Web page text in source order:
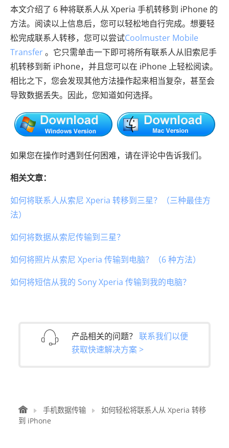
本文介绍了 6 种将联系人从 Xperia 手机转移到 iPhone 的
方法。阅读以上信息后，您可以轻松地自行完成。想要轻
松完成联系人转移，您可以尝试Coolmuster Mobile
Transfer。它只需单击一下即可将所有联系人从旧索尼手
机转移到新 iPhone，并且您可以在 iPhone 上轻松阅读。
相比之下，您会发现其他方法操作起来相当复杂，甚至会
导致数据丢失。因此，您知道如何选择。
如果您在操作时遇到任何困难，请在评论中告诉我们。
相关文章：
如何将联系人从索尼 Xperia 转移到三星？（三种最佳方
法）
如何将数据从索尼传输到三星？
如何将照片从索尼 Xperia 传输到电脑？（6 种方法）
如何将短信从我的 Sony Xperia 传输到我的电脑？
产品相关的问题？ 联系我们以便
获取快速解决方案 >
手机数据传输
如何轻松将联系人从 Xperia 转移
到 iPhone